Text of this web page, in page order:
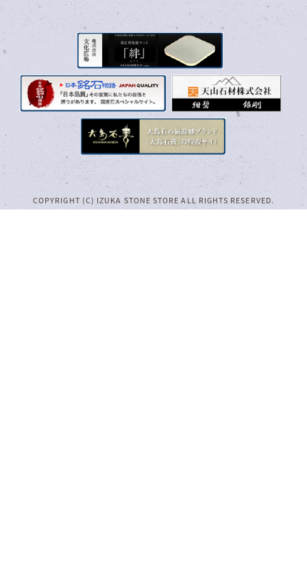
COPYRIGHT (C) IZUKA STONE STORE ALL RIGHTS RESERVED.